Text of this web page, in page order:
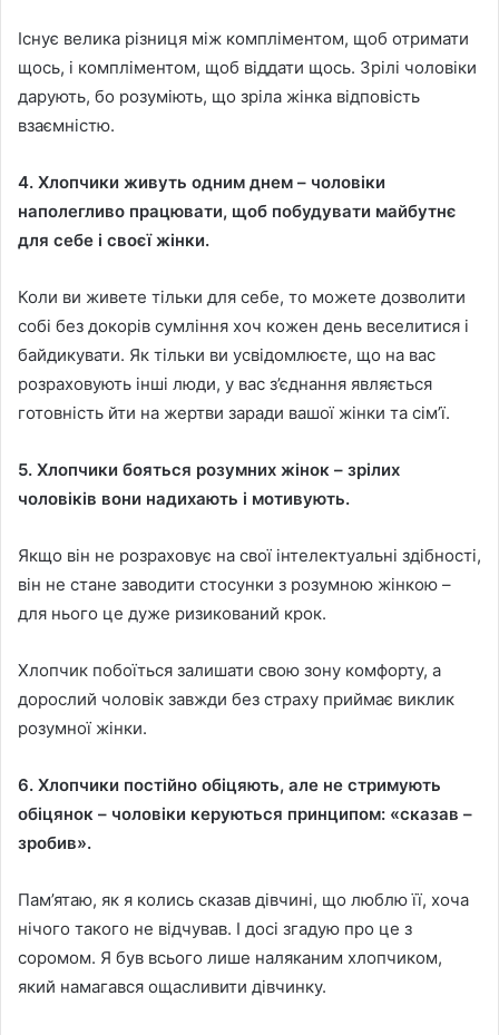
Існує велика різниця між компліментом, щоб отримати
щось, і компліментом, щоб віддати щось. Зрілі чоловіки
дарують, бо розуміють, що зріла жінка відповість
взаємністю.
4. Хлопчики живуть одним днем – чоловіки
наполегливо працювати, щоб побудувати майбутнє
для себе і своєї жінки.
Коли ви живете тільки для себе, то можете дозволити
собі без докорів сумління хоч кожен день веселитися і
байдикувати. Як тільки ви усвідомлюєте, що на вас
розраховують інші люди, у вас з’єднання являється
готовність йти на жертви заради вашої жінки та сім’ї.
5. Хлопчики бояться розумних жінок – зрілих
чоловіків вони надихають і мотивують.
Якщо він не розраховує на свої інтелектуальні здібності,
він не стане заводити стосунки з розумною жінкою –
для нього це дуже ризикований крок.
Хлопчик побоїться залишати свою зону комфорту, а
дорослий чоловік завжди без страху приймає виклик
розумної жінки.
6. Хлопчики постійно обіцяють, але не стримують
обіцянок – чоловіки керуються принципом: «сказав –
зробив».
Пам’ятаю, як я колись сказав дівчині, що люблю її, хоча
нічого такого не відчував. І досі згадую про це з
соромом. Я був всього лише наляканим хлопчиком,
який намагався ощасливити дівчинку.